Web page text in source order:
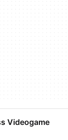
Videogame